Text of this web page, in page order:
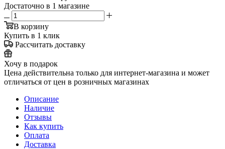
Достаточно в 1 магазине
В корзину
Купить в 1 клик
Рассчитать доставку
Хочу в подарок
Цена действительна только для интернет-магазина и может
отличаться от цен в розничных магазинах
Описание
Наличие
Отзывы
Как купить
Оплата
Доставка